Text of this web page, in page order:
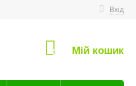
Вхід
0 Мій кошик